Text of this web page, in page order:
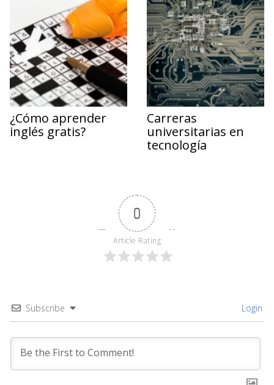
¿Cómo aprender
inglés gratis?
Carreras
universitarias en
tecnología
0
Article Rating
Subscribe Login